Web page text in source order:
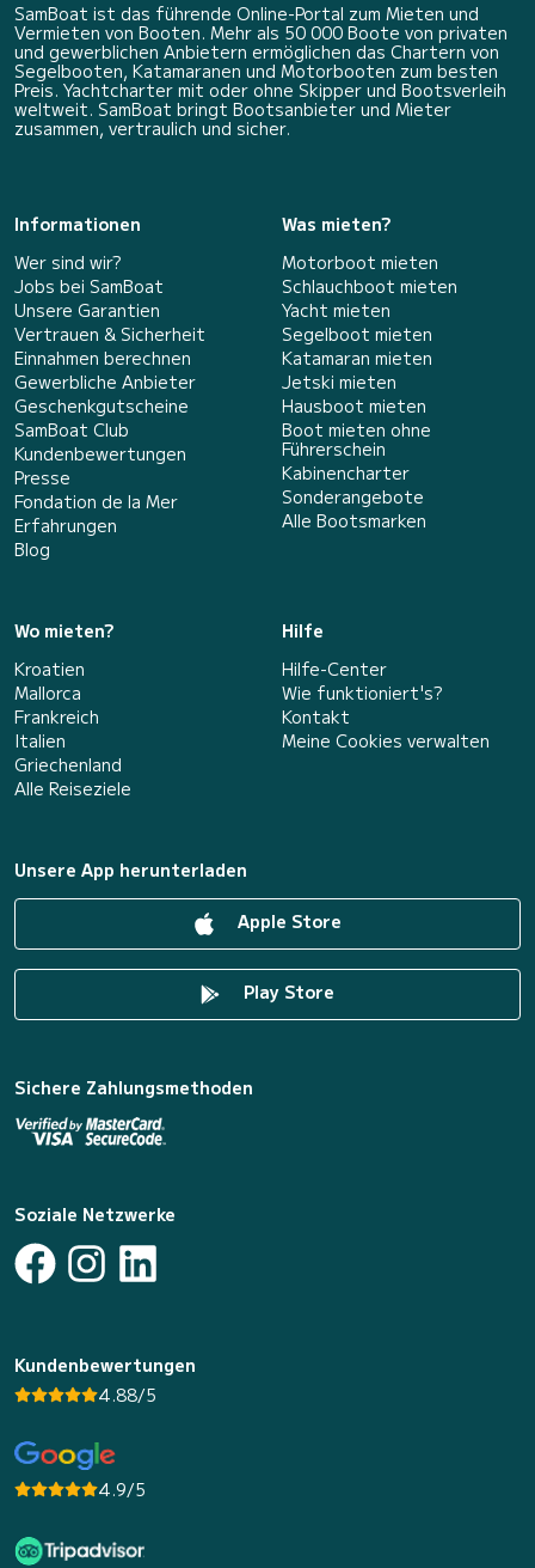
SamBoat ist das führende Online-Portal zum Mieten und
Vermieten von Booten. Mehr als 50 000 Boote von privaten
und gewerblichen Anbietern ermöglichen das Chartern von
Segelbooten, Katamaranen und Motorbooten zum besten
Preis. Yachtcharter mit oder ohne Skipper und Bootsverleih
weltweit. SamBoat bringt Bootsanbieter und Mieter
zusammen, vertraulich und sicher.
Informationen
Wer sind wir?
Jobs bei SamBoat
Unsere Garantien
Vertrauen & Sicherheit
Einnahmen berechnen
Gewerbliche Anbieter
Geschenkgutscheine
SamBoat Club
Kundenbewertungen
Presse
Fondation de la Mer
Erfahrungen
Blog
Was mieten?
Motorboot mieten
Schlauchboot mieten
Yacht mieten
Segelboot mieten
Katamaran mieten
Jetski mieten
Hausboot mieten
Boot mieten ohne
Führerschein
Kabinencharter
Sonderangebote
Alle Bootsmarken
Wo mieten?
Kroatien
Mallorca
Frankreich
Italien
Griechenland
Alle Reiseziele
Hilfe
Hilfe-Center
Wie funktioniert's?
Kontakt
Meine Cookies verwalten
Unsere App herunterladen
Apple Store
Play Store
Sichere Zahlungsmethoden
Soziale Netzwerke
Kundenbewertungen
4.88/5
4.9/5